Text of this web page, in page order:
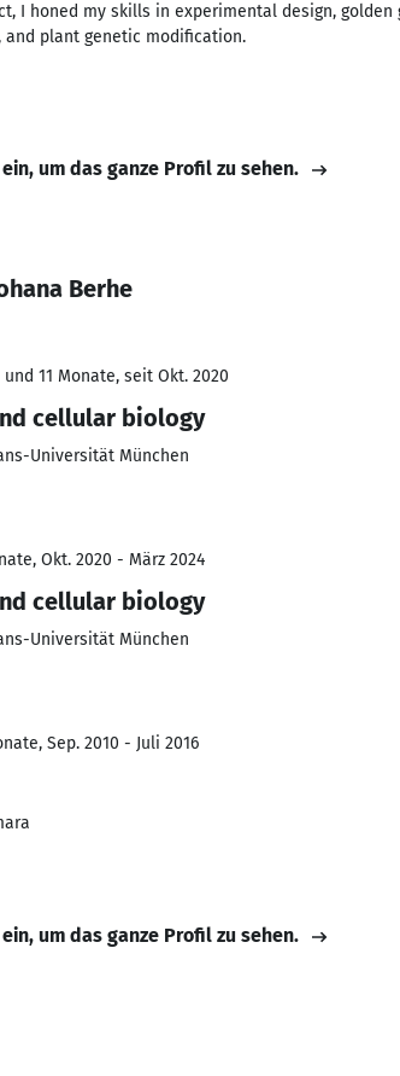
I honed my skills in experimental design,
and plant genetic modification.
um das ganze Profil zu sehen.
Berhe
und 11 Monate, seit Okt. 2020
cellular biology
Universität München
Okt. 2020 - März 2024
cellular biology
Universität München
Sep. 2010 - Juli 2016
um das ganze Profil zu sehen.